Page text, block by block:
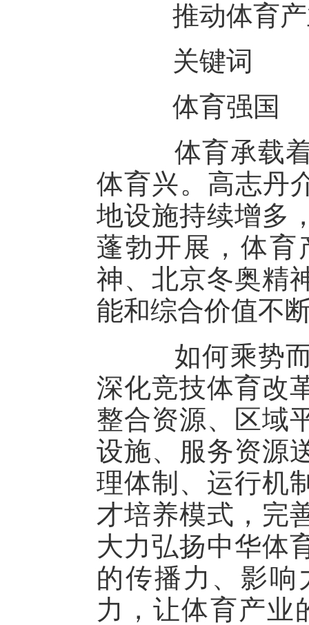
推动体育产
关键词
体育强国
体育承载着
体育兴。高志丹
地设施持续增多
蓬勃开展，体育
神、北京冬奥精
能和综合价值不
如何乘势而
深化竞技体育改
整合资源、区域
设施、服务资源
理体制、运行机
才培养模式，完
大力弘扬中华体
的传播力、影
力，让体育产业